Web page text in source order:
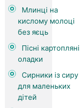
Млинці на
кислому молоці
без яєць
Пісні картопляні
оладки
Сирники із сиру
для маленьких
дітей